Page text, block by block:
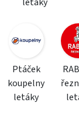
Ptáček
koupelny
letáky